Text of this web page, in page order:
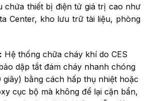
chứa thiết bị điện tử giá trị cao như
Center, kho lưu trữ tài liệu, phòng
Hệ thống chữa cháy khí do CES
dập tắt đám cháy nhanh chóng
giây) bằng cách hấp thụ nhiệt hoặc
cục bộ mà không để lại cặn bẩn,